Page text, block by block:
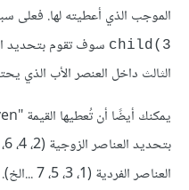
الموجب الذي أعطيته لها. فعلى
child(3
الثالث داخل العنصر الأب الذي
العناصر الفردية (1، 3، 5، 7 ...الخ). فمثلًا